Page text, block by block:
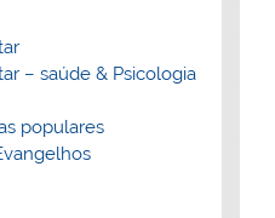
– saúde & Psicologia
populares